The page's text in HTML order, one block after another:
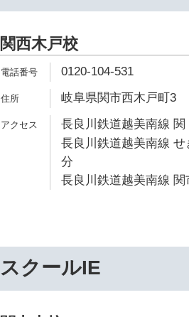
関西木戸校
0120-104-531
岐阜県関市西木戸町3
長良川鉄道越美南線 関
長良川鉄道越美南線
分
長良川鉄道越美南線
スクールIE